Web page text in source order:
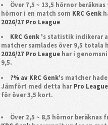
Över 7,5 ~ 13,5 hörnor
hörnor i en match som KRC Genk
2026/27 Pro League
KRC Genk 's statistik indikerar
matcher samlades över 9,5 totala
2026/27 Pro League har i
9,5.
?% av KRC Genk's matcher
Jämfört med detta har Pro League
för över 3,5 kort.
Över 2,5 ~ 8,5 hörnor beräknas